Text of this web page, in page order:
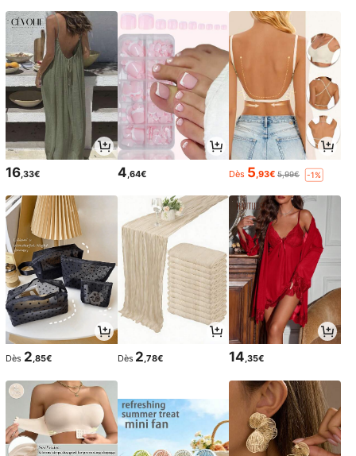
16,33€ 4,64€ Dès 5,93€ 5,99€ -1%
Dès 2,85€ Dès 2,78€ 14,35€